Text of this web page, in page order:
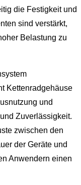
die Festigkeit und
sind verstärkt,
Belastung zu
Kettenradgehäuse
und
Zuverlässigkeit.
zwischen den
der Geräte und
Anwendern einen